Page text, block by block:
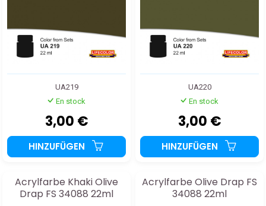
UA219
En stock
3,00 €
HINZUFÜGEN
UA220
En stock
3,00 €
HINZUFÜGEN
Acrylfarbe Khaki Olive
Drap FS 34088 22ml
Acrylfarbe Olive Drap FS
34088 22ml